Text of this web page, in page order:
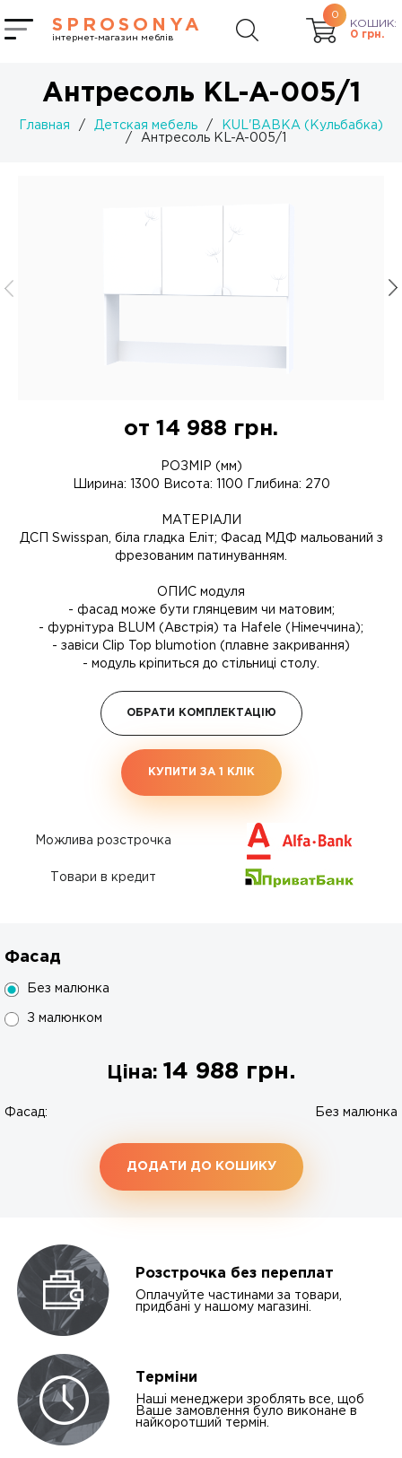
SPROSONYA
інтернет-магазин меблів
0
КОШИК:
0 грн.
Антресоль KL-A-005/1
Главная / Детская мебель /
KUL'BABKA (Кульбабка)
/
Антресоль KL-A-005/1
от 14 988 грн.
РОЗМІР (мм)
Ширина: 1300 Висота: 1100 Глибина: 270
МАТЕРІАЛИ
ДСП Swisspan, біла гладка Еліт; Фасад МДФ мальований з
фрезованим патинуванням.
ОПИС модуля
- фасад може бути глянцевим чи матовим;
- фурнітура BLUM (Австрія) та Hafele (Німеччина);
- завіси Clip Top blumotion (плавне закривання)
- модуль кріпиться до стільниці столу.
ОБРАТИ КОМПЛЕКТАЦІЮ
КУПИТИ ЗА 1 КЛIК
Можлива розстрочка
Товари в кредит
Фасад
Без малюнка
З малюнком
Ціна: 14 988 грн.
Фасад: Без малюнка
ДОДАТИ ДО КОШИКУ
Розстрочка без переплат
Оплачуйте частинами за товари,
придбані у нашому магазині.
Терміни
Наші менеджери зроблять все, щоб
Ваше замовлення було виконане в
найкоротший термін.